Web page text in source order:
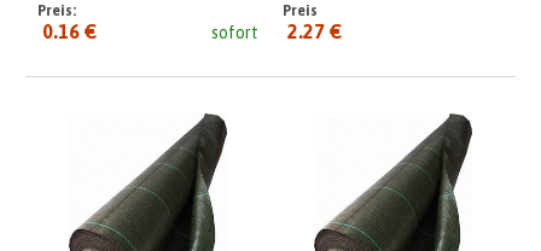
sofort
Preis:
0.16 €
Preis
seit:
2.27 €